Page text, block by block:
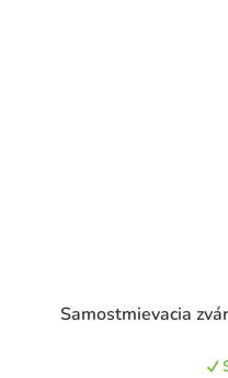
Samostmievacia